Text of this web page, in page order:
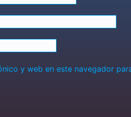
y web en este navegador